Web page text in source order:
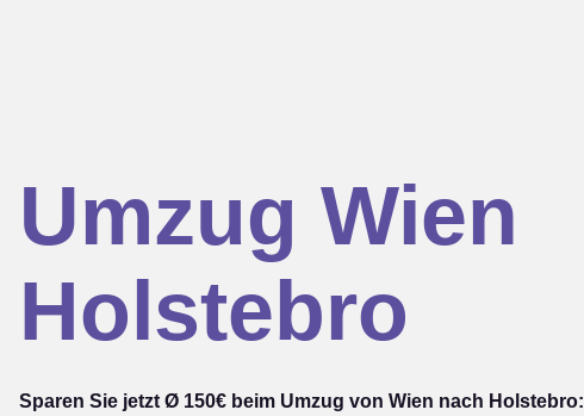
Umzug Wien
Holstebro
Sparen Sie jetzt Ø 150€ beim Umzug von Wien nach Holstebro: